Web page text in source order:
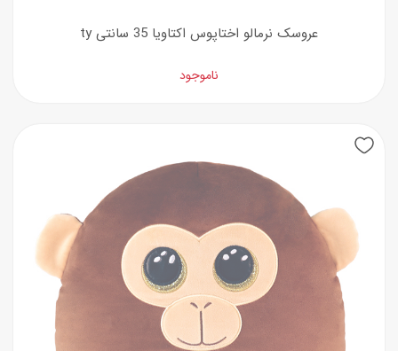
عروسک نرمالو اختاپوس اکتاویا 35 سانتی ty
ناموجود